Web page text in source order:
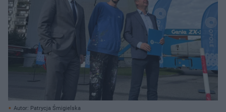
Autor: Patrycja Śmigielska